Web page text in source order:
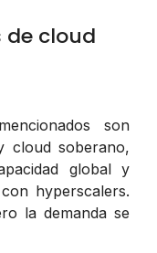
de cloud
son
cloud soberano,
global y
hyperscalers.
la demanda se